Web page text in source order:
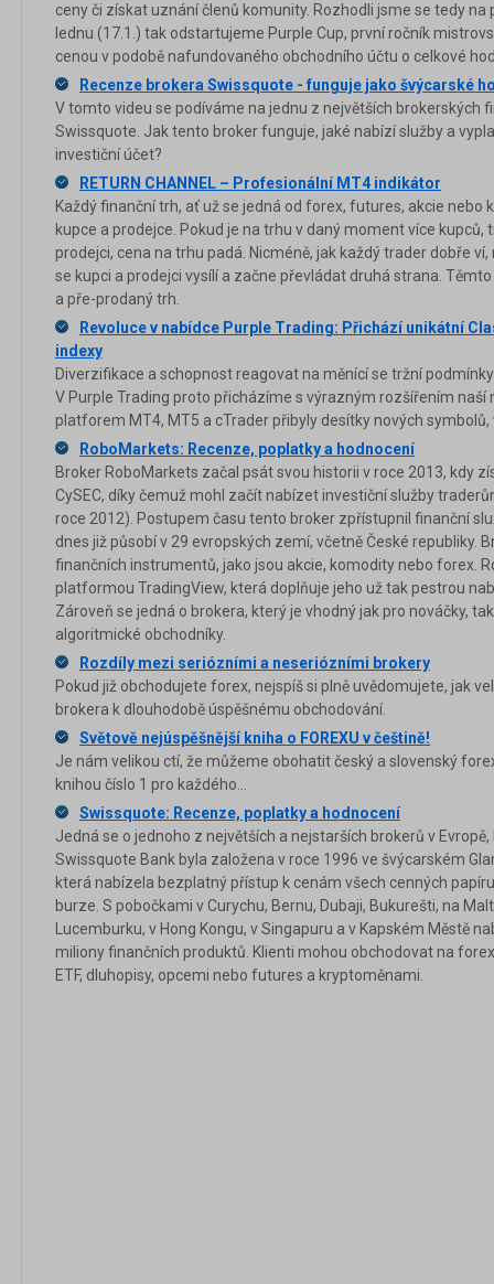
ceny či získat uznání členů komunity. Rozhodli jsme se tedy na
lednu (17.1.) tak odstartujeme Purple Cup, první ročník
cenou v podobě nafundovaného obchodního účtu o celkové
Recenze brokera Swissquote - funguje jako švýcarské
V tomto videu se podíváme na jednu z největších brokerských
Swissquote. Jak tento broker funguje, jaké nabízí služby a
investiční účet?
RETURN CHANNEL – Profesionální MT4 indikátor
Každý finanční trh, ať už se jedná od forex, futures, akcie nebo
kupce a prodejce. Pokud je na trhu v daný moment více kupců,
prodejci, cena na trhu padá. Nicméně, jak každý trader dobře ví,
se kupci a prodejci vysílí a začne převládat druhá strana.
a pře-prodaný trh.
Revoluce v nabídce Purple Trading: Přichází unikátní
indexy
Diverzifikace a schopnost reagovat na měnící se tržní
V Purple Trading proto přicházíme s výrazným rozšířením naší
platforem MT4, MT5 a cTrader přibyly desítky nových symbolů,
RoboMarkets: Recenze, poplatky a hodnocení
Broker RoboMarkets začal psát svou historii v roce 2013, kdy
CySEC, díky čemuž mohl začít nabízet investiční služby
roce 2012). Postupem času tento broker zpřístupnil finanční
dnes již působí v 29 evropských zemí, včetně České republiky.
finančních instrumentů, jako jsou akcie, komodity nebo forex.
platformou TradingView, která doplňuje jeho už tak pestrou
Zároveň se jedná o brokera, který je vhodný jak pro nováčky,
algoritmické obchodníky.
Rozdíly mezi seriózními a neseriózními brokery
Pokud již obchodujete forex, nejspíš si plně uvědomujete, jak
brokera k dlouhodobě úspěšnému obchodování.
Světově nejúspěšnější kniha o FOREXU v češtině!
Je nám velikou ctí, že můžeme obohatit český a slovenský
knihou číslo 1 pro každého...
Swissquote: Recenze, poplatky a hodnocení
Jedná se o jednoho z největších a nejstarších brokerů v
Swissquote Bank byla založena v roce 1996 ve švýcarském
která nabízela bezplatný přístup k cenám všech cenných
burze. S pobočkami v Curychu, Bernu, Dubaji, Bukurešti, na
Lucemburku, v Hong Kongu, v Singapuru a v Kapském Městě
miliony finančních produktů. Klienti mohou obchodovat na
ETF, dluhopisy, opcemi nebo futures a kryptoměnami.